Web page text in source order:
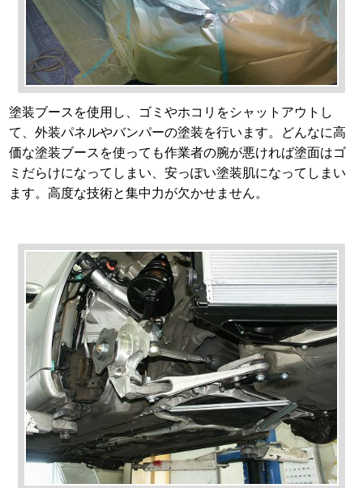
塗装ブースを使用し、ゴミやホコリをシャットアウトし
て、外装パネルやバンパーの塗装を行います。どんなに高
価な塗装ブースを使っても作業者の腕が悪ければ塗面はゴ
ミだらけになってしまい、安っぽい塗装肌になってしまい
ます。高度な技術と集中力が欠かせません。